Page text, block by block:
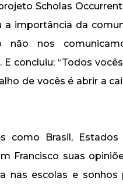
Scholas
a importância da
não nos
E concluiu: “Todos
de vocês é abrir a
como Brasil,
Francisco suas
nas escolas e